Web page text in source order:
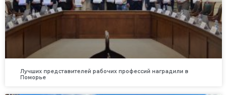
Лучших представителей рабочих профессий наградили в
Поморье